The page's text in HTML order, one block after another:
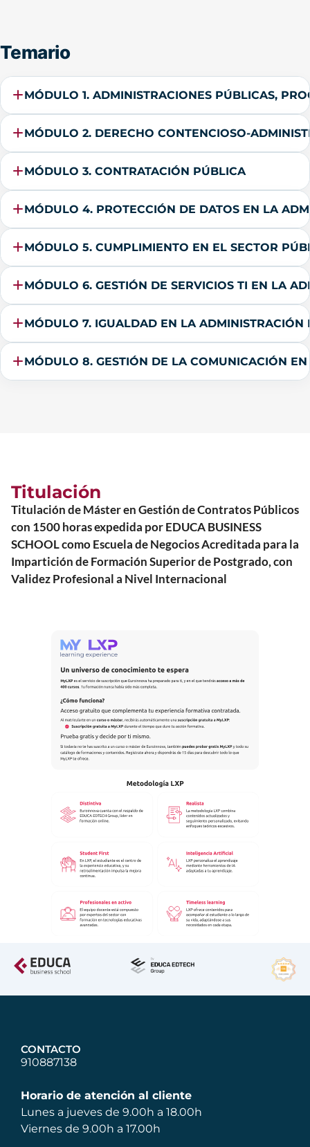
Temario
MÓDULO 1. ADMINISTRACIONES PÚBLICAS,
MÓDULO 2. DERECHO CONTENCIOSO-
MÓDULO 3. CONTRATACIÓN PÚBLICA
MÓDULO 4. PROTECCIÓN DE DATOS EN LA
MÓDULO 5. CUMPLIMIENTO EN EL SECTOR
MÓDULO 6. GESTIÓN DE SERVICIOS TI EN LA
MÓDULO 7. IGUALDAD EN LA ADMINISTRACIÓN
MÓDULO 8. GESTIÓN DE LA COMUNICACIÓN
Titulación
Titulación de Máster en Gestión de Contratos Públicos
con 1500 horas expedida por EDUCA BUSINESS
SCHOOL como Escuela de Negocios Acreditada para la
Impartición de Formación Superior de Postgrado, con
Validez Profesional a Nivel Internacional
CONTACTO
910887138
Horario de atención al cliente
Lunes a jueves de 9.00h a 18.00h
Viernes de 9.00h a 17.00h